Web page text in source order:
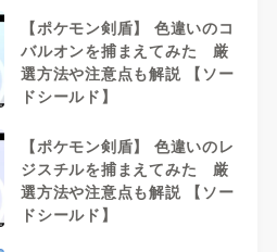
【ポケモン剣盾】 色違いのコ
バルオンを捕まえてみた 厳
選方法や注意点も解説 【ソー
ドシールド】
【ポケモン剣盾】 色違いのレ
ジスチルを捕まえてみた 厳
選方法や注意点も解説 【ソー
ドシールド】